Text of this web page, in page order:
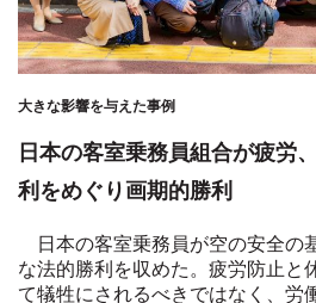
大きな影響を与えた事例
日本の客室乗務員組合が疲労
利をめぐり画期的勝利
日本の客室乗務員が空の安全の
な法的勝利を収めた。疲労防止と
て犠牲にされるべきではなく、労